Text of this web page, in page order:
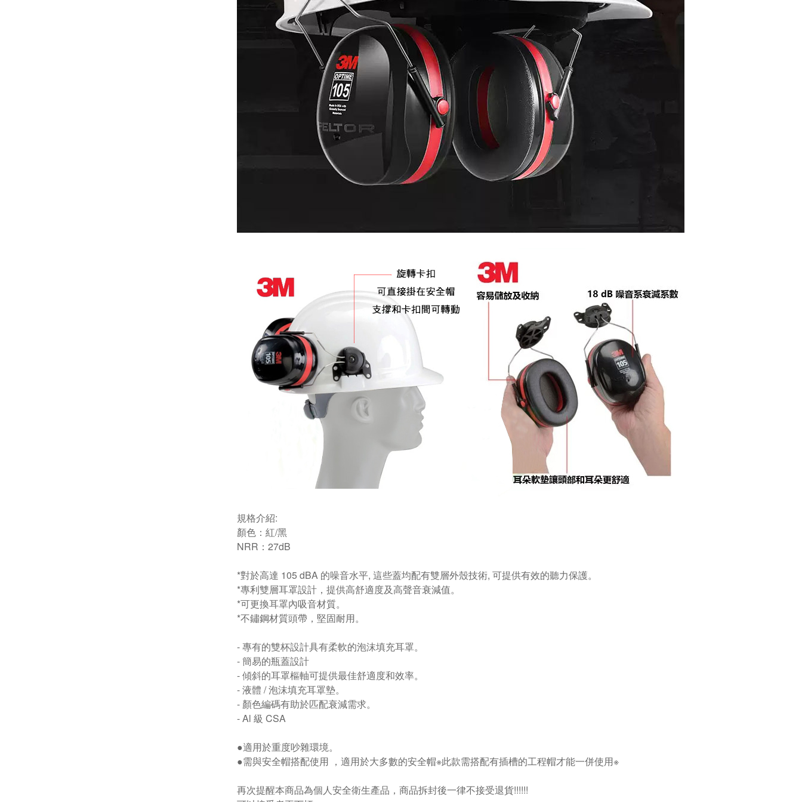
規格介紹:
顏色：紅/黑
NRR：27dB
*對於高達 105 dBA 的噪音水平, 這些蓋均配有雙層外殼技術, 可提供有效的聽力保護。
*專利雙層耳罩設計，提供高舒適度及高聲音衰減值。
*可更換耳罩內吸音材質。
*不鏽鋼材質頭帶，堅固耐用。
- 專有的雙杯設計具有柔軟的泡沫填充耳罩。
- 簡易的瓶蓋設計
- 傾斜的耳罩樞軸可提供最佳舒適度和效率。
- 液體 / 泡沫填充耳罩墊。
- 顏色編碼有助於匹配衰減需求。
- Al 級 CSA
●適用於重度吵雜環境。
●需與安全帽搭配使用 ，適用於大多數的安全帽※此款需搭配有插槽的工程帽才能一併使用※
再次提醒本商品為個人安全衛生產品，商品拆封後一律不接受退貨!!!!!!